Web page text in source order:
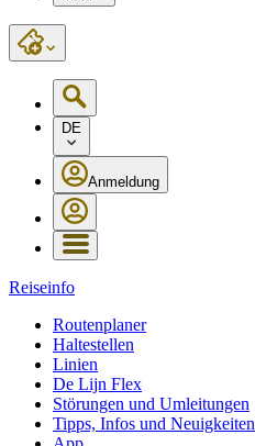
DE
Anmeldung
Reiseinfo
Routenplaner
Haltestellen
Linien
De Lijn Flex
Störungen und Umleitungen
Tipps, Infos und Neuigkeiten